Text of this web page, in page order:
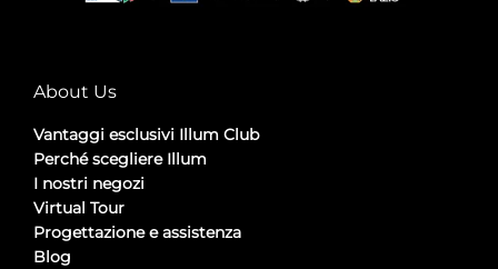
About Us
Vantaggi esclusivi Illum Club
Perché scegliere Illum
I nostri negozi
Virtual Tour
Progettazione e assistenza
Blog